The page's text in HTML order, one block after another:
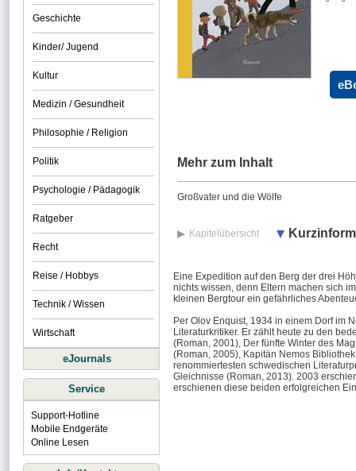
Mehr zum Inhalt
Großvater und die Wölfe
Kapitelübersicht
Eine Expedition auf den Berg der drei
nichts wissen, denn Eltern machen sich
kleinen Bergtour ein gefährliches
Per Olov Enquist, 1934 in einem Dorf im
Literaturkritiker. Er zählt heute zu den
(Roman, 2001), Der fünfte Winter des
(Roman, 2005), Kapitän Nemos
renommiertesten schwedischen
Gleichnisse (Roman, 2013). 2003
erschienen diese beiden erfolgreichen
Geschichte
Kinder/ Jugend
Kultur
Medizin / Gesundheit
Philosophie / Religion
Politik
Psychologie / Pädagogik
Ratgeber
Recht
Reise / Hobbys
Technik / Wissen
Wirtschaft
eJournals
Service
Support-Hotline
Mobile Endgeräte
Online Lesen